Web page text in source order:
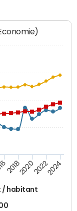
/ habitant
2018202020222024